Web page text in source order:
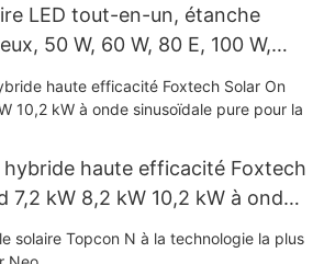
LED tout-en-un, étanche
50 W, 60 W, 80 E, 100 W,
hybride haute efficacité Foxtech
7,2 kW 8,2 kW 10,2 kW à onde
la maison